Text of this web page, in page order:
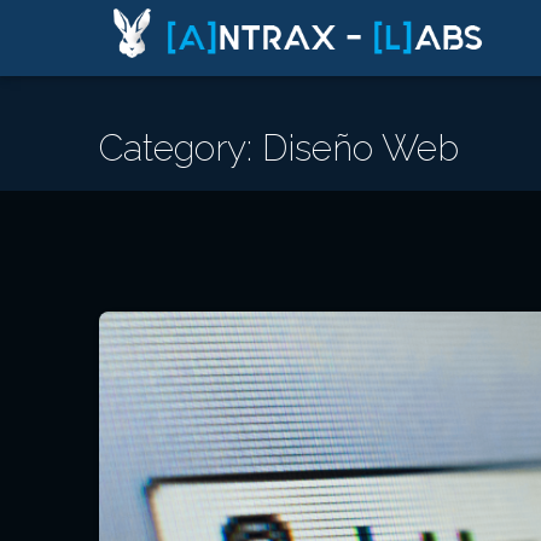
Category: Diseño Web